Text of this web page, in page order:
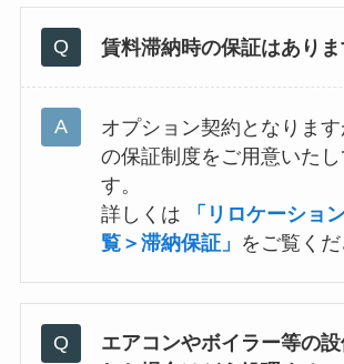
賃料滞納時の保証はありま
オプション契約となりま
の保証制度をご用意いたし
す。
詳しくは
「リロケーショ
覧＞滞納保証」 をご覧くだ
エアコンやボイラー等の